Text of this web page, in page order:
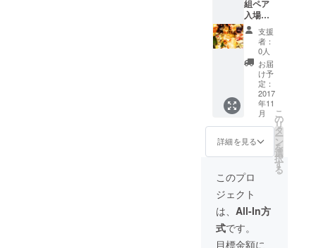
ご用意
してお
りま
す。
組ペア
入場☆
プレミ
アム
☆】 ☆
愛知CP
オリジ
ナル
メッ
セージ
カード
にて、
お礼の
メッ
セージ
をお届
けしま
す。 ☆
当日、
イベン
トに入
場でき
支援
者：
0人
お届
け予
定：
2017
年11
月
詳細を見る
こ
の
リ
タ
ー
ン
を
選
択
す
る
このプロ
ジェクト
は、 All-In方
式です。
目標金額に